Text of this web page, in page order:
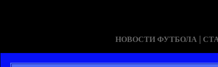
НОВОСТИ ФУТБОЛА |